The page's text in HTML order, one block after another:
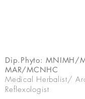
Dip.Phyto: MNIMH/
MAR/MCNHC
Medical Herbalist/
Reflexologist